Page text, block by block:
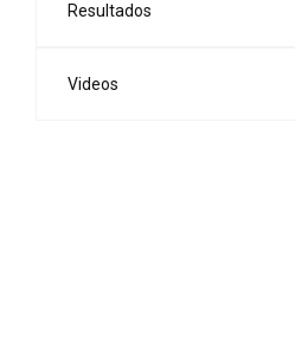
Resultados
Videos